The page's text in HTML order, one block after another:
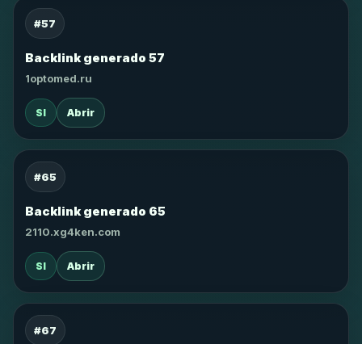
#57
Backlink generado 57
1optomed.ru
SI Abrir
#65
Backlink generado 65
2110.xg4ken.com
SI Abrir
#67